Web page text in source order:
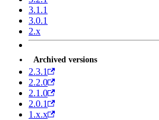
3.1.1
3.0.1
2.x
Archived versions
2.3.1
2.2.0
2.1.0
2.0.1
1.x.x